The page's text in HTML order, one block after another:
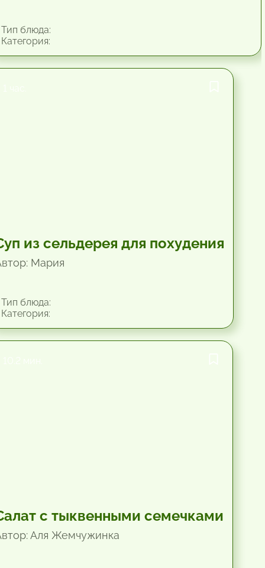
блюда:
из сельдерея для похудения
Мария
блюда:
с тыквенными семечками
Аля Жемчужинка